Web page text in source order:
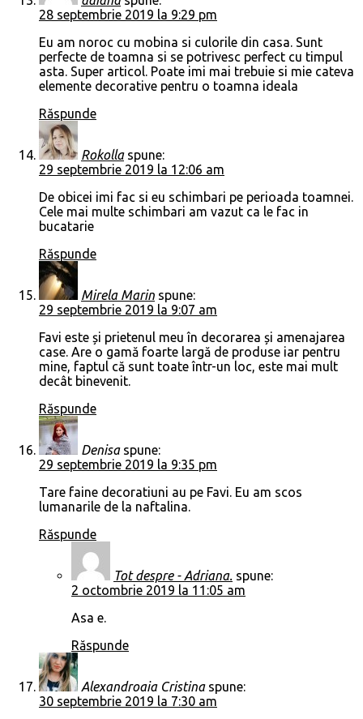
28 septembrie 2019 la 9:29 pm
Eu am noroc cu mobina si culorile din casa. Sunt
perfecte de toamna si se potrivesc perfect cu timpul
asta. Super articol. Poate imi mai trebuie si mie cateva
elemente decorative pentru o toamna ideala
Răspunde
Rokolla spune:
29 septembrie 2019 la 12:06 am
De obicei imi fac si eu schimbari pe perioada toamnei.
Cele mai multe schimbari am vazut ca le fac in
bucatarie
Răspunde
Mirela Marin spune:
29 septembrie 2019 la 9:07 am
Favi este și prietenul meu în decorarea și amenajarea
case. Are o gamă foarte largă de produse iar pentru
mine, faptul că sunt toate într-un loc, este mai mult
decât binevenit.
Răspunde
Denisa spune:
29 septembrie 2019 la 9:35 pm
Tare faine decoratiuni au pe Favi. Eu am scos
lumanarile de la naftalina.
Răspunde
Tot despre - Adriana. spune:
2 octombrie 2019 la 11:05 am
Asa e.
Răspunde
Alexandroaia Cristina spune:
30 septembrie 2019 la 7:30 am